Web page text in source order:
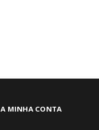
A MINHA CONTA